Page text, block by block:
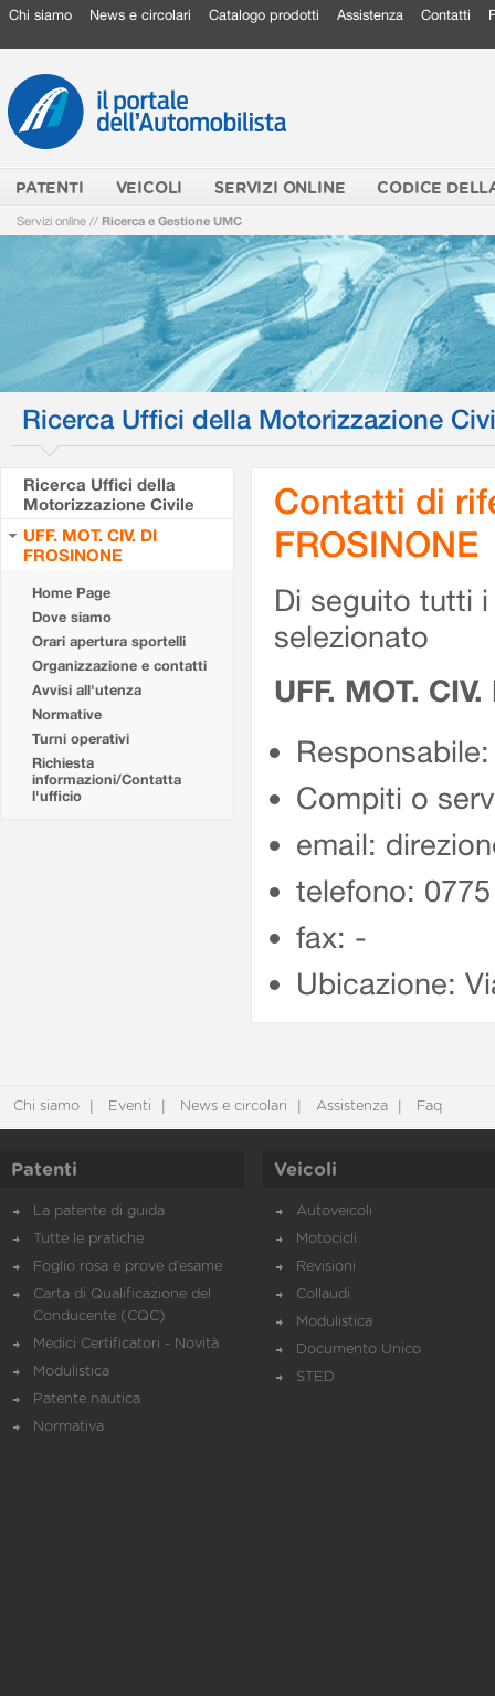
Chi siamo News e circolari Catalogo prodotti Assistenza Contatti
PATENTI VEICOLI SERVIZI ONLINE CODICE
Servizi online // Ricerca e Gestione UMC
Ricerca Uffici della Motorizzazione
Ricerca Uffici della
Motorizzazione Civile
UFF. MOT. CIV. DI
FROSINONE
Home Page
Dove siamo
Orari apertura sportelli
Organizzazione e contatti
Avvisi all'utenza
Normative
Turni operativi
Richiesta
informazioni/Contatta
l'ufficio
Contatti di
FROSINONE
Di seguito tutti
selezionato
UFF. MOT.
Compiti o
email:
telefono:
fax: -
Ubicazione:
Chi siamo Eventi News e circolari Assistenza Faq
Patenti
La patente di guida
Tutte le pratiche
Foglio rosa e prove d’esame
Carta di Qualificazione del
Conducente (CQC)
Medici Certificatori - Novità
Modulistica
Patente nautica
Normativa
Veicoli
Autoveicoli
Motocicli
Revisioni
Collaudi
Modulistica
Documento Unico
STED